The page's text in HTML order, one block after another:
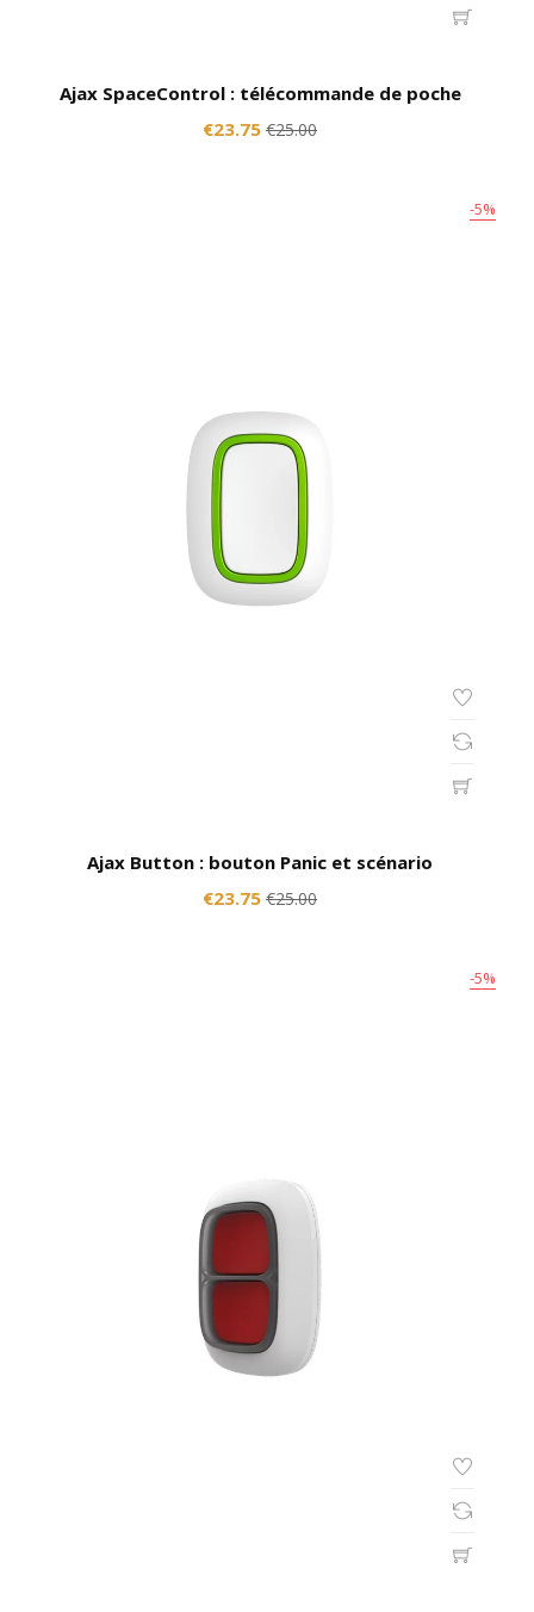
Ajax SpaceControl : télécommande de poche
€23.75 €25.00
-5%
Ajax Button : bouton Panic et scénario
€23.75 €25.00
-5%